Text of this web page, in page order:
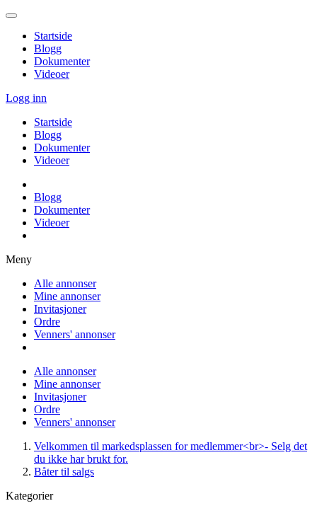
Startside
Blogg
Dokumenter
Videoer
Logg inn
Startside
Blogg
Dokumenter
Videoer
Blogg
Dokumenter
Videoer
Meny
Alle annonser
Mine annonser
Invitasjoner
Ordre
Venners' annonser
Alle annonser
Mine annonser
Invitasjoner
Ordre
Venners' annonser
Velkommen til markedsplassen for medlemmer<br>- Selg det
du ikke har brukt for.
Båter til salgs
Kategorier